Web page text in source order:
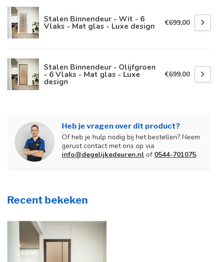
Stalen Binnendeur - Wit - 6
Vlaks - Mat glas - Luxe design €699,00
Stalen Binnendeur - Olijfgroen
- 6 Vlaks - Mat glas - Luxe
design
€699,00
Heb je vragen over dit product?
Of heb je hulp nodig bij het bestellen? Neem
gerust contact met ons op via
info@degelijkedeuren.nl of 0544-701075.
Recent bekeken